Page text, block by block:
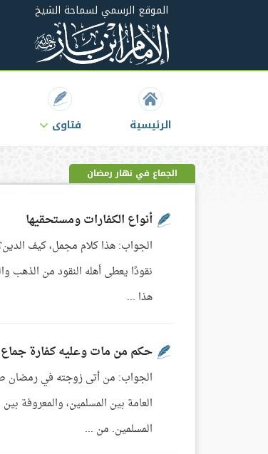
الموقع الرسمي لسماحة الشيخ
الرئيسية فتاوى
الجماع في نهار رمضان
أنواع الكفارات ومستحقيها
الجواب: هذا كلام مجمل، كيف
نقودًا يعطى أهله النقود من الذهب
هذا ...
حكم من مات وعليه كفارة
الجواب: من أتى زوجته في رمضان
العامة بين المسلمين، والمعروفة
المسلمين. من ...